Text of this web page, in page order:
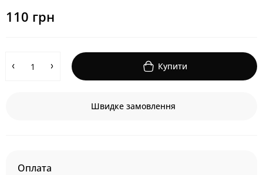
110 грн
Купити
Швидке замовлення
Оплата